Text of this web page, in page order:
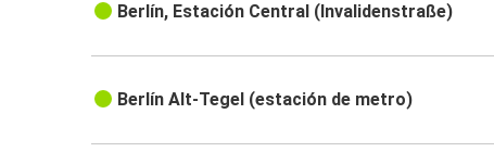
Berlín, Estación Central (Invalidenstraße)
Berlín Alt-Tegel (estación de metro)